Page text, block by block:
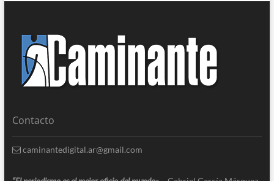
Contacto
caminantedigital.ar@gmail.com